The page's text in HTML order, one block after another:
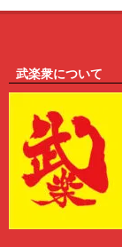
武楽衆について